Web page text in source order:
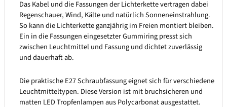
Das Kabel und die Fassungen der Lichterkette vertragen dabei
Regenschauer, Wind, Kälte und natürlich Sonneneinstrahlung.
So kann die Lichterkette ganzjährig im Freien montiert bleiben.
Ein in die Fassungen eingesetzter Gummiring presst sich
zwischen Leuchtmittel und Fassung und dichtet zuverlässig
und dauerhaft ab.
Die praktische E27 Schraubfassung eignet sich für verschiedene
Leuchtmitteltypen. Diese Version ist mit bruchsicheren und
matten LED Tropfenlampen aus Polycarbonat ausgestattet.